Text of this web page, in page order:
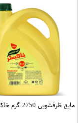
مایع ظرفشویی 2750 گرم خاکستر